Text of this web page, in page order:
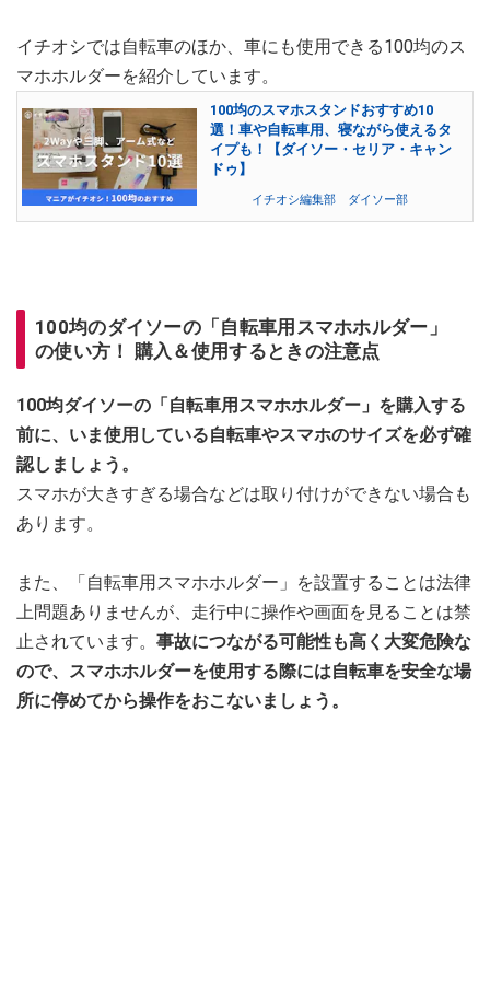
イチオシでは自転車のほか、車にも使用できる100均のス
マホホルダーを紹介しています。
100均のスマホスタンドおすすめ10
選！車や自転車用、寝ながら使えるタ
イプも！【ダイソー・セリア・キャン
ドゥ】
イチオシ編集部 ダイソー部
100均のダイソーの「自転車用スマホホルダー」
の使い方！ 購入＆使用するときの注意点
100均ダイソーの「自転車用スマホホルダー」を購入する
前に、いま使用している自転車やスマホのサイズを必ず確
認しましょう。
スマホが大きすぎる場合などは取り付けができない場合も
あります。
また、「自転車用スマホホルダー」を設置することは法律
上問題ありませんが、走行中に操作や画面を見ることは禁
止されています。 事故につながる可能性も高く大変危険な
ので、スマホホルダーを使用する際には自転車を安全な場
所に停めてから操作をおこないましょう。